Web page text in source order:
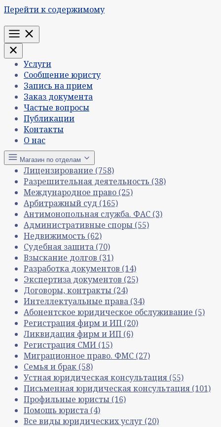
Перейти к содержимому
Меню
Услуги
Сообщение юристу
Запись на прием
Заказ документа
Частые вопросы
Публикации
Контакты
О нас
Магазин по отделам
Лицензирование (758)
Разрешительная деятельность (38)
Международное право (25)
Арбитражный суд (165)
Антимонопольная служба. ФАС (3)
Административные споры (55)
Недвижимость (62)
Судебная защита (70)
Взыскание долгов (31)
Разработка документов (14)
Экспертиза документов (25)
Договоры, контракты (24)
Интеллектуальные права (34)
Абонентское юридическое обслуживание (5)
Регистрация фирм и ИП (20)
Ликвидация фирм и ИП (6)
Регистрация СМИ (15)
Миграционное право. ФМС (27)
Семья и брак (58)
Устная юридическая консультация (55)
Письменная юридическая консультация (101)
Профильные юристы (16)
Помощь юриста (4)
Все виды юридических услуг (20)